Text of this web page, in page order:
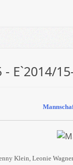
E`2014/
Klein, Leonie